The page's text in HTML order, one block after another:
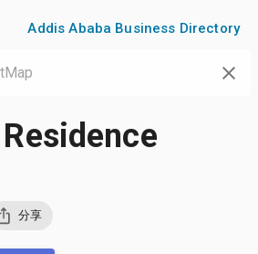
Addis Ababa Business Directory
分享